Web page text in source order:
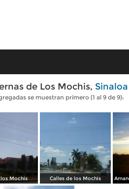
de Los Mochis, Sinaloa
se muestran primero (1 al 9 de 9):
los Mochis Calles de los Mochis